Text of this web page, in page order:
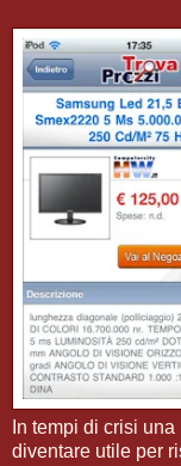
In tempi di crisi una
diventare utile per